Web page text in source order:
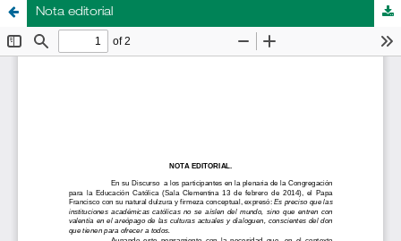
Nota editorial